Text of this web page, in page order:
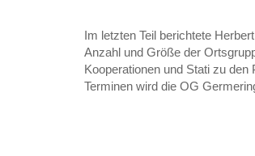
Im letzten Teil berichtete
Anzahl und Größe der
Kooperationen und Stati zu
Terminen wird die OG